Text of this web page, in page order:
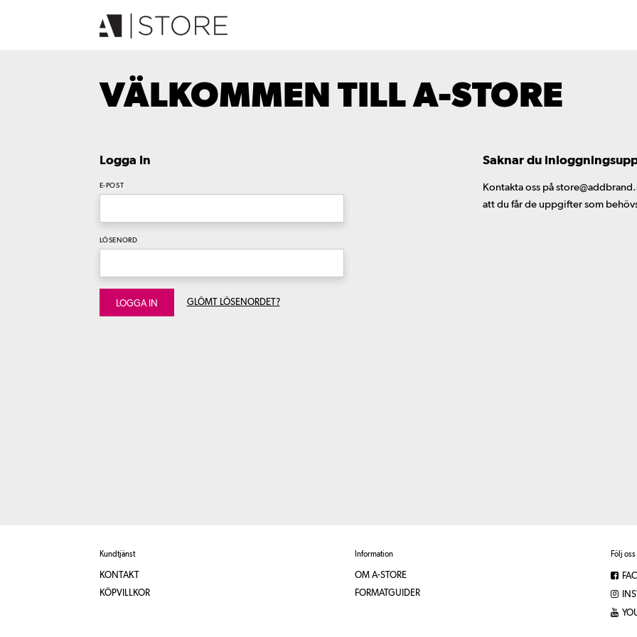
VÄLKOMMEN TILL A-STORE
Logga In
E-POST
LÖSENORD
LOGGA IN GLÖMT LÖSENORDET?
Saknar du
Kontakta oss på
att du får de uppgifter som
Kundtjänst
KONTAKT
KÖPVILLKOR
Information
OM A-STORE
FORMATGUIDER
Följ oss